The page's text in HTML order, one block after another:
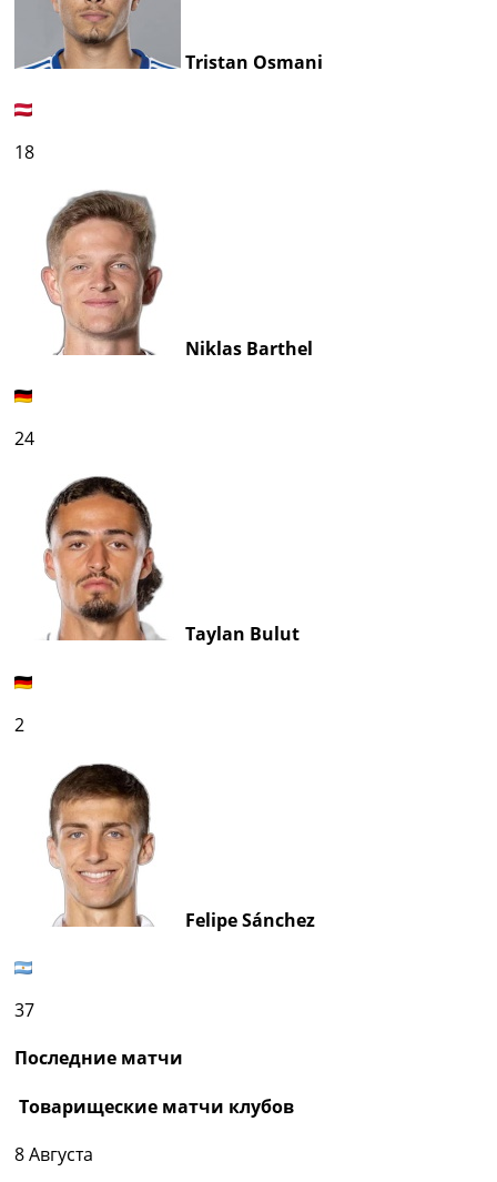
Tristan Osmani
18
Niklas Barthel
24
Taylan Bulut
2
Felipe Sánchez
37
Последние матчи
Товарищеские матчи клубов
8 Августа